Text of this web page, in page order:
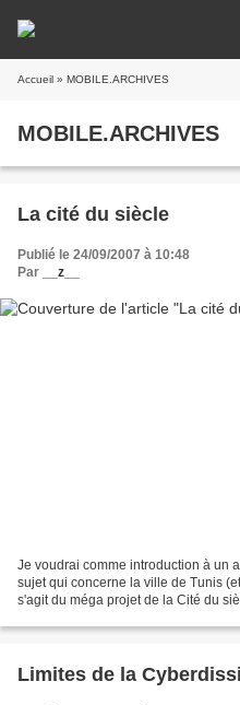
Accueil » MOBILE.ARCHIVES
MOBILE.ARCHIVES
La cité du siècle
Publié le 24/09/2007 à 10:48
Par
__z__
Je voudrai comme introduction à un
sujet qui concerne la ville de Tunis
s'agit du méga projet de la Cité du
Limites de la